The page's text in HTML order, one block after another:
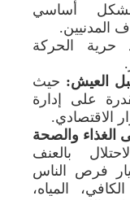
أساسي
المدنيين.
حرية الحركة
العيش: حيث
على إدارة
الاقتصادي.
الغذاء والصحة
بالعنف
فرص الناس
المياه،